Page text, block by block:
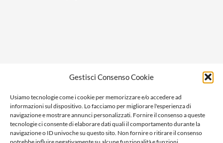
Gestisci Consenso Cookie
Usiamo tecnologie come i cookie per memorizzare e/o accedere ad
informazioni sul dispositivo. Lo facciamo per migliorare l'esperienza di
navigazione e mostrare annunci personalizzati. Fornire il consenso a queste
tecnologie ci consente di elaborare dati quali il comportamento durante la
navigazione o ID univoche su questo sito. Non fornire o ritirare il consenso
Ragione sociale: Panorama S.r.l.
C.F. / P.IVA: 01058470061
N. REA: AL-138981
Capitale Versato € 10.000,00